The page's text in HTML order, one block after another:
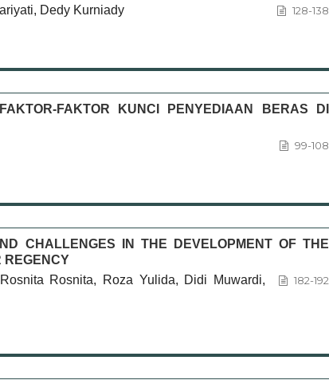
Dedy Kurniady
128-138
FAKTOR KUNCI PENYEDIAAN BERAS DI
99-108
CHALLENGES IN THE DEVELOPMENT OF THE
REGENCY
Rosnita, Roza Yulida, Didi Muwardi,
182-192